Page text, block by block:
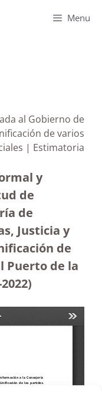
Menu
al Gobierno de
de varios
| Estimatoria
y
de
de
Justicia y
de
Puerto de la